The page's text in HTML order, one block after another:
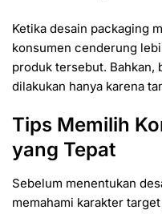
Ketika desain packaging
konsumen cenderung
produk tersebut. Bahkan,
dilakukan hanya karena
Tips Memilih
yang Tepat
Sebelum menentukan
memahami karakter target